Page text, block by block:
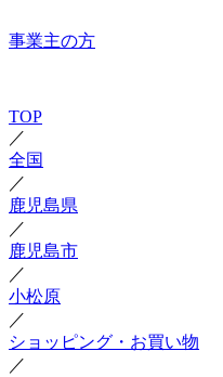
事業主の方
TOP
／
全国
／
鹿児島県
／
鹿児島市
／
小松原
／
ショッピング・お買い物
／